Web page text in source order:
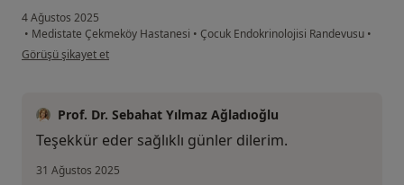
4 Ağustos 2025
• Medistate Çekmeköy Hastanesi • Çocuk Endokrinolojisi Randevusu •
kullanıcının görüşüne göre z.....
Görüşü şikayet et
Prof. Dr. Sebahat Yılmaz Ağladıoğlu
Teşekkür eder sağlıklı günler dilerim.
31 Ağustos 2025